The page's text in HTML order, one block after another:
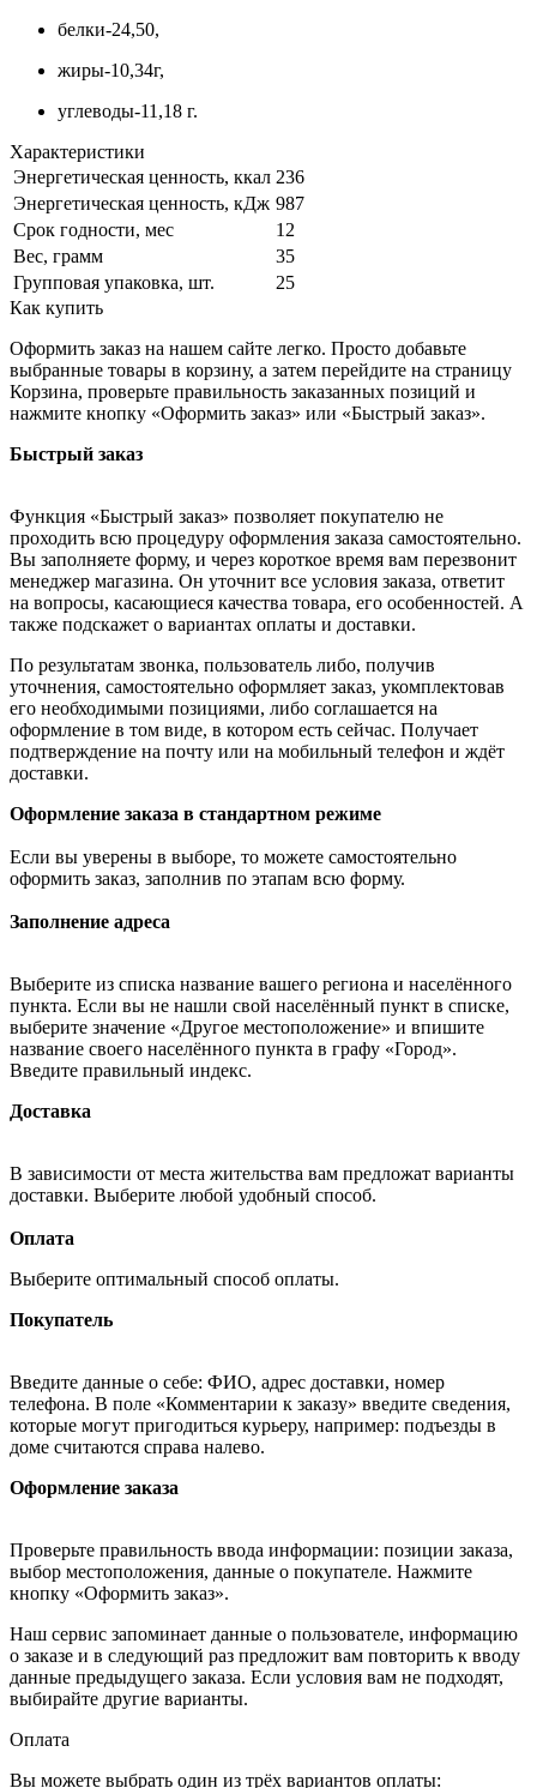
белки-24,50,
жиры-10,34г,
углеводы-11,18 г.
Характеристики
Энергетическая ценность, ккал 236
Энергетическая ценность, кДж 987
Срок годности, мес
12
Вес, грамм
35
Групповая упаковка, шт.
25
Как купить
Оформить заказ на нашем сайте легко. Просто добавьте
выбранные товары в корзину, а затем перейдите на страницу
Корзина, проверьте правильность заказанных позиций и
нажмите кнопку «Оформить заказ» или «Быстрый заказ».
Быстрый заказ
Функция «Быстрый заказ» позволяет покупателю не
проходить всю процедуру оформления заказа самостоятельно.
Вы заполняете форму, и через короткое время вам перезвонит
менеджер магазина. Он уточнит все условия заказа, ответит
на вопросы, касающиеся качества товара, его особенностей. А
также подскажет о вариантах оплаты и доставки.
По результатам звонка, пользователь либо, получив
уточнения, самостоятельно оформляет заказ, укомплектовав
его необходимыми позициями, либо соглашается на
оформление в том виде, в котором есть сейчас. Получает
подтверждение на почту или на мобильный телефон и ждёт
доставки.
Оформление заказа в стандартном режиме
Если вы уверены в выборе, то можете самостоятельно
оформить заказ, заполнив по этапам всю форму.
Заполнение адреса
Выберите из списка название вашего региона и населённого
пункта. Если вы не нашли свой населённый пункт в списке,
выберите значение «Другое местоположение» и впишите
название своего населённого пункта в графу «Город».
Введите правильный индекс.
Доставка
В зависимости от места жительства вам предложат варианты
доставки. Выберите любой удобный способ.
Оплата
Выберите оптимальный способ оплаты.
Покупатель
Введите данные о себе: ФИО, адрес доставки, номер
телефона. В поле «Комментарии к заказу» введите сведения,
которые могут пригодиться курьеру, например: подъезды в
доме считаются справа налево.
Оформление заказа
Проверьте правильность ввода информации: позиции заказа,
выбор местоположения, данные о покупателе. Нажмите
кнопку «Оформить заказ».
Наш сервис запоминает данные о пользователе, информацию
о заказе и в следующий раз предложит вам повторить к вводу
данные предыдущего заказа. Если условия вам не подходят,
выбирайте другие варианты.
Оплата
Вы можете выбрать один из трёх вариантов оплаты: